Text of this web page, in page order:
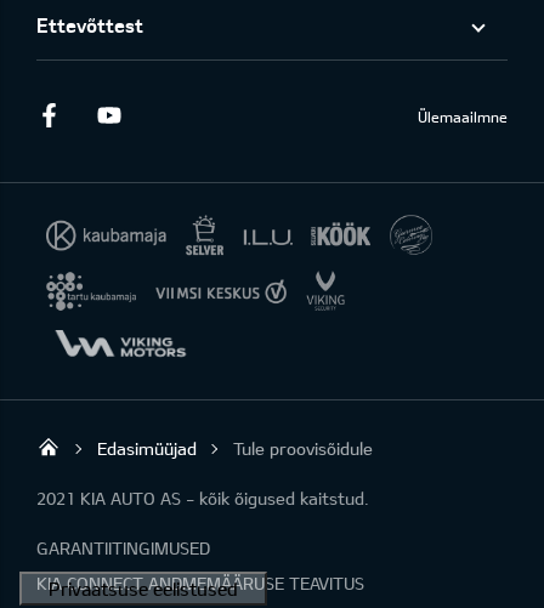
Ettevõttest
Facebook Ülemaailmne
KIA AUTO AS
Edasimüüjad Tule proovisõidule
2021 KIA AUTO AS - kõik õigused kaitstud.
GARANTIITINGIMUSED
KIA CONNECT ANDMEMÄÄRUSE TEAVITUS